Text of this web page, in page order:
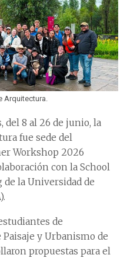
Arquitectura.
del 8 al 26 de junio, la
fue sede del
Workshop 2026
con la School
la Universidad de
de
y Urbanismo de
propuestas para el